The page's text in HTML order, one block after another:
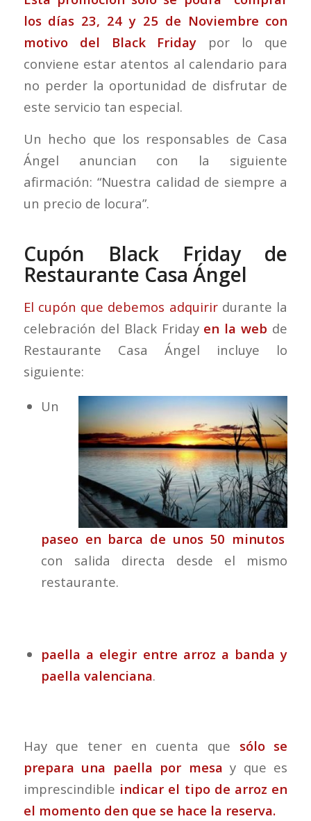
los días 23, 24 y 25 de Noviembre con
motivo del Black Friday por lo que
conviene estar atentos al calendario para
no perder la oportunidad de disfrutar de
este servicio tan especial.
Un hecho que los responsables de Casa
Ángel anuncian con la siguiente
afirmación: “Nuestra calidad de siempre a
un precio de locura”.
Cupón Black Friday de
Restaurante Casa Ángel
El cupón que debemos adquirirdurante la
celebración del Black Friday en la web de
Restaurante Casa Ángel incluye lo
siguiente:
Un
paseo en barca de unos 50 minutos
con salida directa desde el mismo
restaurante.
paella a elegir entre arroz a banda y
paella valenciana.
Hay que tener en cuenta que sólo se
prepara una paella por mesa y que es
imprescindible indicar el tipo de arroz en
el momento den que se hace la reserva.